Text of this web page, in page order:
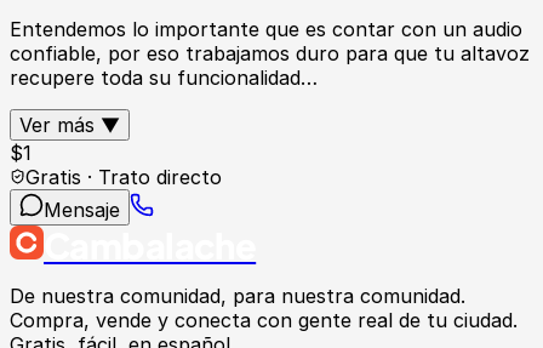
Entendemos lo importante que es contar con un audio
confiable, por eso trabajamos duro para que tu altavoz
recupere toda su funcionalidad…
Ver más ▼
$1
Gratis · Trato directo
Mensaje
De nuestra comunidad, para nuestra comunidad.
Compra, vende y conecta con gente real de tu ciudad.